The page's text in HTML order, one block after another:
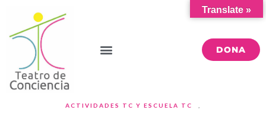
DONA
ACTIVIDADES TC Y ESCUELA TC
Translate »